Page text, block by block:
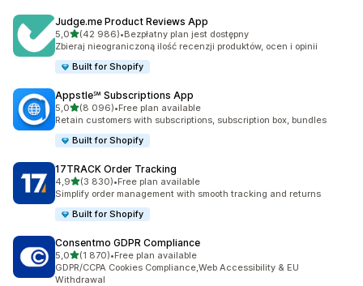
Judge.me Product Reviews App
5,0na 5 gwiazdek
(42 986)
Łączna liczba recenzji: 42986
•Bezpłatny plan jest dostępny
Zbieraj nieograniczoną ilość recenzji produktów, ocen i opinii
Built for Shopify
Appstle℠ Subscriptions App
5,0na 5 gwiazdek
(8 096)
Łączna liczba recenzji: 8096
•Free plan available
Retain customers with subscriptions, subscription box, bundles
Built for Shopify
17TRACK Order Tracking
4,9na 5 gwiazdek
(3 830)
Łączna liczba recenzji: 3830
•Free plan available
Simplify order management with smooth tracking and returns
Built for Shopify
Consentmo GDPR Compliance
5,0na 5 gwiazdek
(1 870)
Łączna liczba recenzji: 1870
•Free plan available
GDPR/CCPA Cookies Compliance,Web Accessibility & EU
Withdrawal